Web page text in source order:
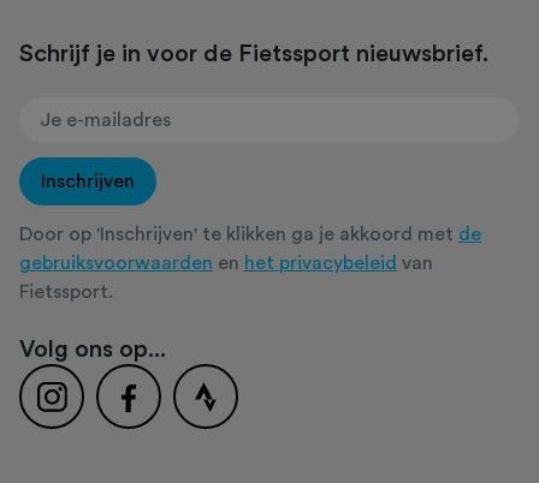
Schrijf je in voor de Fietssport nieuwsbrief.
Inschrijven
Door op 'Inschrijven' te klikken ga je akkoord met de
gebruiksvoorwaarden en het privacybeleid van
Fietssport.
Volg ons op...